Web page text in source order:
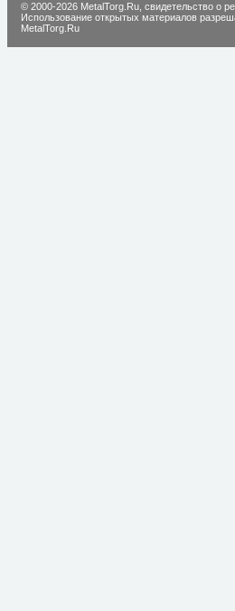
© 2000-2026 MetalTorg.Ru, cвидетельство о
Использование открытых материалов
MetalTorg.Ru